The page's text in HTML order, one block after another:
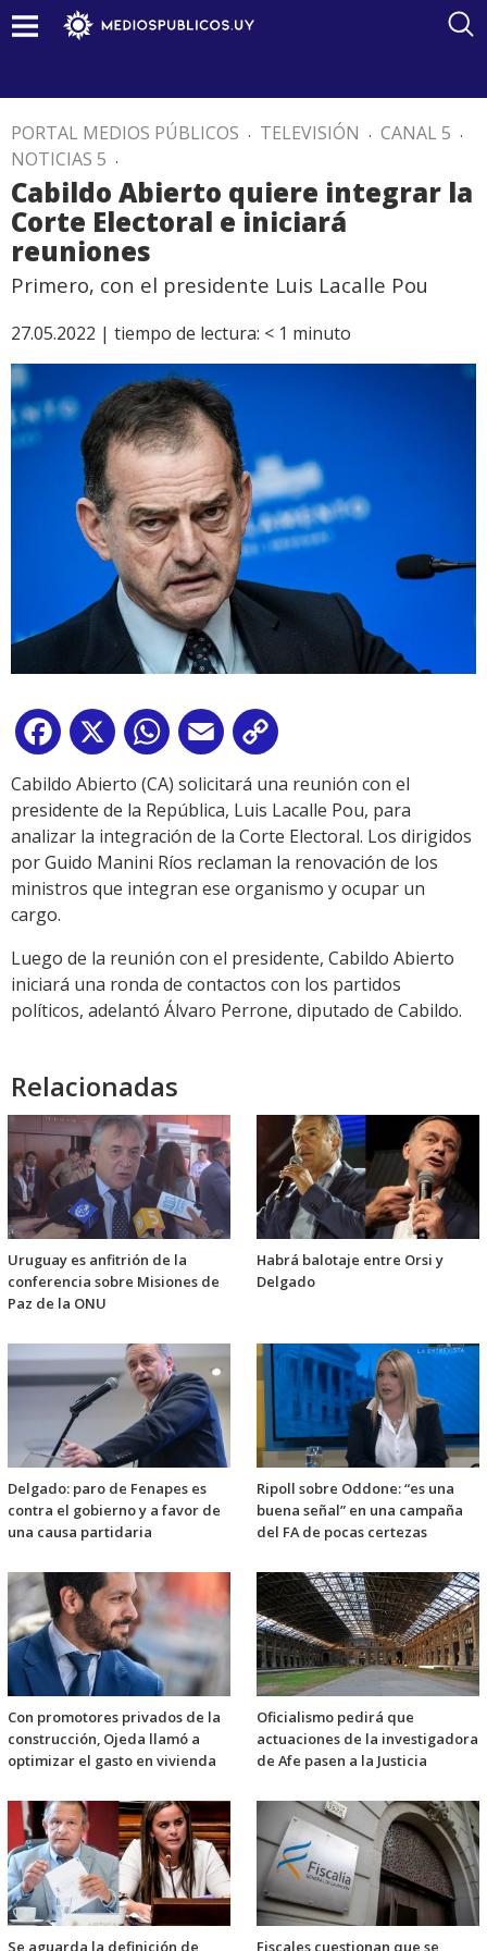
PORTAL MEDIOS PÚBLICOS . TELEVISIÓN . CANAL 5 .
NOTICIAS 5 .
Cabildo Abierto quiere integrar la
Corte Electoral e iniciará
reuniones
Primero, con el presidente Luis Lacalle Pou
27.05.2022 | tiempo de lectura: < 1 minuto
Facebook
X WhatsApp
Email
Link
Cabildo Abierto (CA) solicitará una reunión con el
presidente de la República, Luis Lacalle Pou, para
analizar la integración de la Corte Electoral. Los dirigidos
por Guido Manini Ríos reclaman la renovación de los
ministros que integran ese organismo y ocupar un
cargo.
Luego de la reunión con el presidente, Cabildo Abierto
iniciará una ronda de contactos con los partidos
políticos, adelantó Álvaro Perrone, diputado de Cabildo.
Relacionadas
Uruguay es anfitrión de la
conferencia sobre Misiones de
Paz de la ONU
Habrá balotaje entre Orsi y
Delgado
Delgado: paro de Fenapes es
contra el gobierno y a favor de
una causa partidaria
Ripoll sobre Oddone: “es una
buena señal” en una campaña
del FA de pocas certezas
Con promotores privados de la
construcción, Ojeda llamó a
optimizar el gasto en vivienda
Oficialismo pedirá que
actuaciones de la investigadora
de Afe pasen a la Justicia
Se aguarda la definición de Fiscales cuestionan que se